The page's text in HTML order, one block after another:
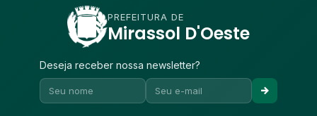
PREFEITURA DE
Mirassol D'Oeste
Deseja receber nossa newsletter?